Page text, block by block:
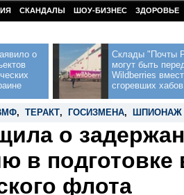
СКАНДАЛЫ ШОУ-БИЗНЕС ЗДОРОВЬЕ
о
Склады "Почты
могут быть
Wildberries
сгоревших хабов
, ТЕРАКТ, ГОСИЗМЕНА, ШПИОНАЖ
о
в подготовке
флота